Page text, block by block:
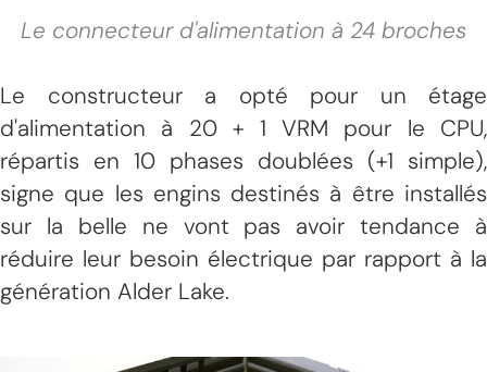
Le connecteur d'alimentation à 24 broches
Le constructeur a opté pour un étage
d'alimentation à 20 + 1 VRM pour le CPU,
répartis en 10 phases doublées (+1 simple),
signe que les engins destinés à être installés
sur la belle ne vont pas avoir tendance à
réduire leur besoin électrique par rapport à la
génération Alder Lake.